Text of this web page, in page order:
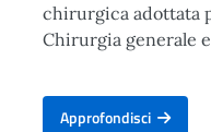
chirurgica adottata
Chirurgia generale
Approfondisci